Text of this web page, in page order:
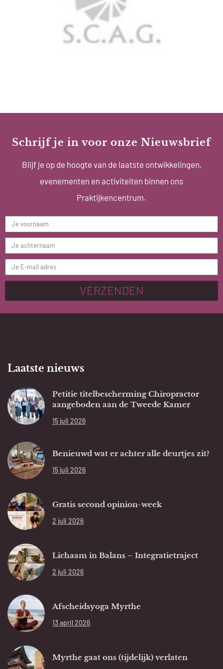
Schrijf je in voor onze Nieuwsbrief
Blijf je op de hoogte van de laatste ontwikkelingen,
evenementen en activiteiten binnen ons
Praktijkencentrum.
VERZENDEN
Laatste nieuws
Petitie titelbescherming Chiropractor
aangeboden aan de Tweede Kamer
15 juli 2026
Benieuwd wat er achter alle deurtjes zit?
15 juli 2026
Gratis second opinion-week
2 juli 2026
Lichaam in Balans – Integratietraject
2 juli 2026
Afscheidsyoga Myrthe
13 april 2026
Myrthe gaat ons (tijdelijk) verlaten